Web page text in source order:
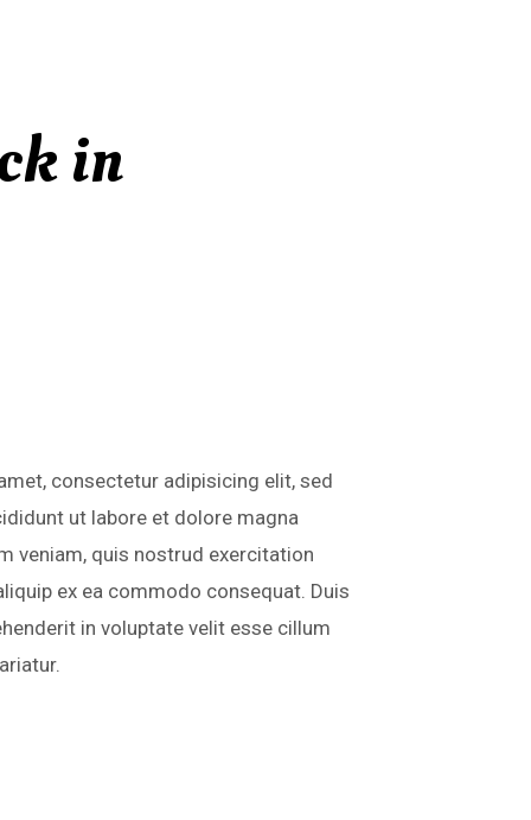
in
consectetur adipisicing elit, sed
ut labore et dolore magna
veniam, quis nostrud exercitation
ex ea commodo consequat. Duis
in voluptate velit esse cillum